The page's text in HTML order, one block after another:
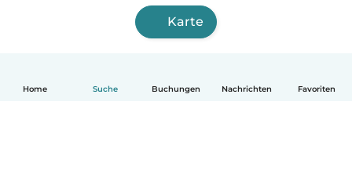
Home Suche Buchungen Nachrichten Favoriten
Karte